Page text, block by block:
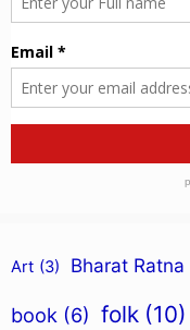
Art (3) Bharat Ratna
book (6) folk (10)